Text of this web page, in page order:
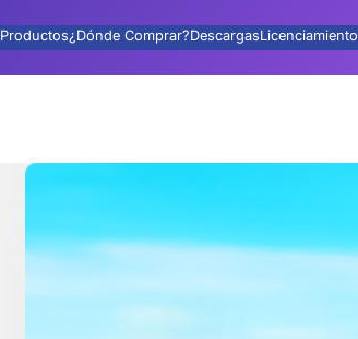
Productos¿Dónde Comprar?DescargasLicenciamiento